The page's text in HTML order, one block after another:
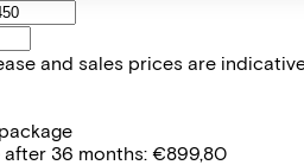
and sales prices are
36 months: €899,80